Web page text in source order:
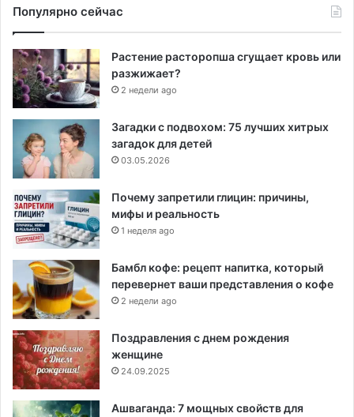
Популярно сейчас
Растение расторопша сгущает кровь или
разжижает?
2 недели ago
Загадки с подвохом: 75 лучших хитрых
загадок для детей
03.05.2026
Почему запретили глицин: причины,
мифы и реальность
1 неделя ago
Бамбл кофе: рецепт напитка, который
перевернет ваши представления о кофе
2 недели ago
Поздравления с днем рождения
женщине
24.09.2025
Ашваганда: 7 мощных свойств для